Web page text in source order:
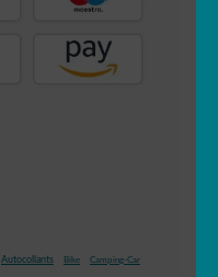
Autocollants Bike Camping-Car